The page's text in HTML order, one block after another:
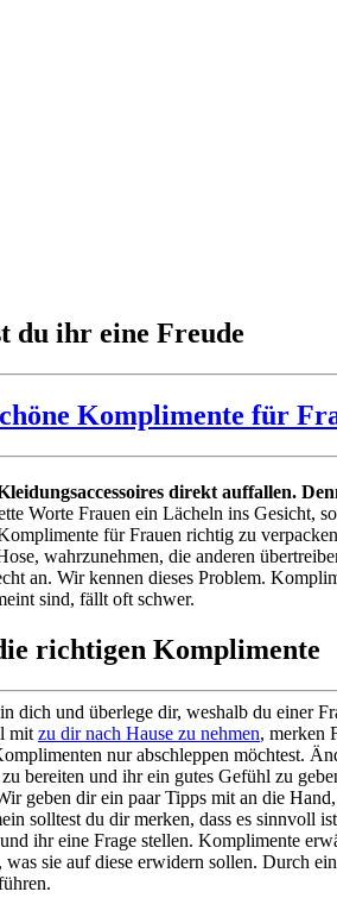
du ihr eine Freude
Komplimente für
direkt auffallen.
Worte Frauen ein Lächeln ins Gesicht,
für Frauen richtig zu
wahrzunehmen, die anderen
an. Wir kennen dieses Problem.
sind, fällt oft schwer.
richtigen Komplimente
dich und überlege dir, weshalb du einer
mit zu dir nach Hause zu nehmen, merken
nur abschleppen möchtest.
bereiten und ihr ein gutes Gefühl zu
geben dir ein paar Tipps mit an die
solltest du dir merken, dass es sinnvoll
ihr eine Frage stellen. Komplimente
sie auf diese erwidern sollen. Durch